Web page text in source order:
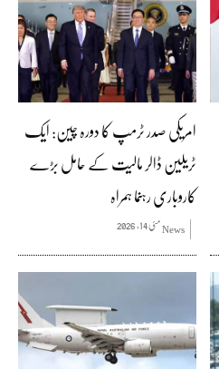
امریکی صدر ٹرمپ کا دورہ چین: ایک
ٹریلین ڈالر مالیت کے حامل بڑے
کاروباری رہنما ہمراہ
Newsمئی 14, 2026